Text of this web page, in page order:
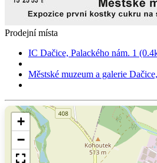
Prodejní místa
IC Dačice, Palackého nám. 1
Městské muzeum a galerie
+
−